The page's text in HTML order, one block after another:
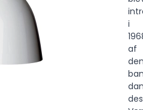
i
af